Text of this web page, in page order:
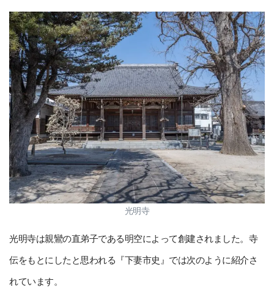
光明寺
光明寺は親鸞の直弟子である明空によって創建されました。寺
伝をもとにしたと思われる『下妻市史』では次のように紹介さ
れています。